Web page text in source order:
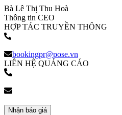
Bà Lê Thị Thu Hoà
Thông tin CEO
HỢP TÁC TRUYỀN THÔNG
bookingpr@pose.vn
LIÊN HỆ QUẢNG CÁO
Nhận báo giá